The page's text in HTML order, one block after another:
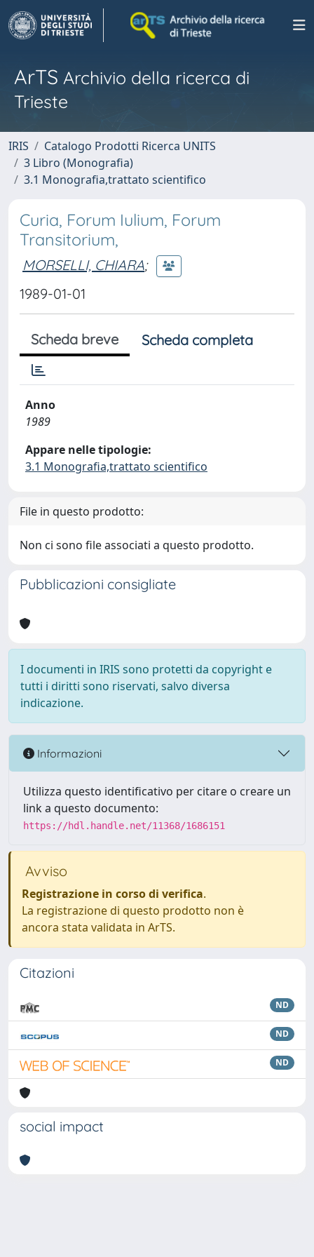
ArTS Archivio della ricerca di
Trieste
IRIS
Catalogo Prodotti Ricerca UNITS
3 Libro (Monografia)
3.1 Monografia,trattato scientifico
Curia, Forum Iulium, Forum
Transitorium,
MORSELLI, CHIARA;
1989-01-01
Scheda breve Scheda completa
Anno
1989
Appare nelle tipologie:
3.1 Monografia,trattato scientifico
File in questo prodotto:
Non ci sono file associati a questo prodotto.
Pubblicazioni consigliate
I documenti in IRIS sono protetti da copyright e
tutti i diritti sono riservati, salvo diversa
indicazione.
Informazioni
Utilizza questo identificativo per citare o creare un
link a questo documento:
https://hdl.handle.net/11368/1686151
Avviso
Registrazione in corso di verifica.
La registrazione di questo prodotto non è
ancora stata validata in ArTS.
Citazioni
ND
ND
ND
social impact